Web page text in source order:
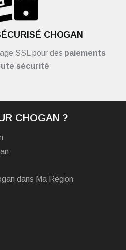
CHOGAN
SSL pour des paiements
sécurité
CHOGAN ?
dans Ma Région